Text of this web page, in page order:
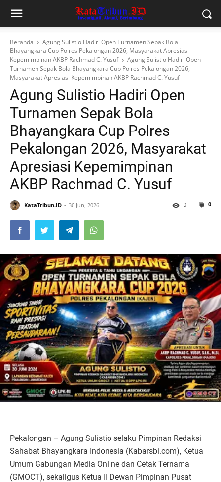
Beranda
Agung Sulistio Hadiri Open Turnamen Sepak Bola
Bhayangkara Cup Polres Pekalongan 2026, Masyarakat Apresiasi
Kepemimpinan AKBP Rachmad C. Yusuf
Agung Sulistio Hadiri Open
Turnamen Sepak Bola Bhayangkara Cup Polres Pekalongan 2026,
Masyarakat Apresiasi Kepemimpinan AKBP Rachmad C. Yusuf
Agung Sulistio Hadiri Open
Turnamen Sepak Bola
Bhayangkara Cup Polres
Pekalongan 2026, Masyarakat
Apresiasi Kepemimpinan
AKBP Rachmad C. Yusuf
KataTribun.ID 30 Jun, 2026 0
0
Pekalongan – Agung Sulistio selaku Pimpinan Redaksi
Sahabat Bhayangkara Indonesia (Kabarsbi.com), Ketua
Umum Gabungan Media Online dan Cetak Ternama
(GMOCT), sekaligus Ketua II Dewan Pimpinan Pusat